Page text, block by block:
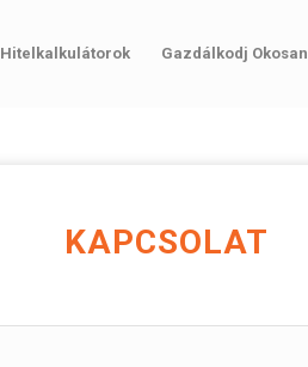
Hitelkalkulátorok Gazdálkodj Okosan
KAPCSOLAT